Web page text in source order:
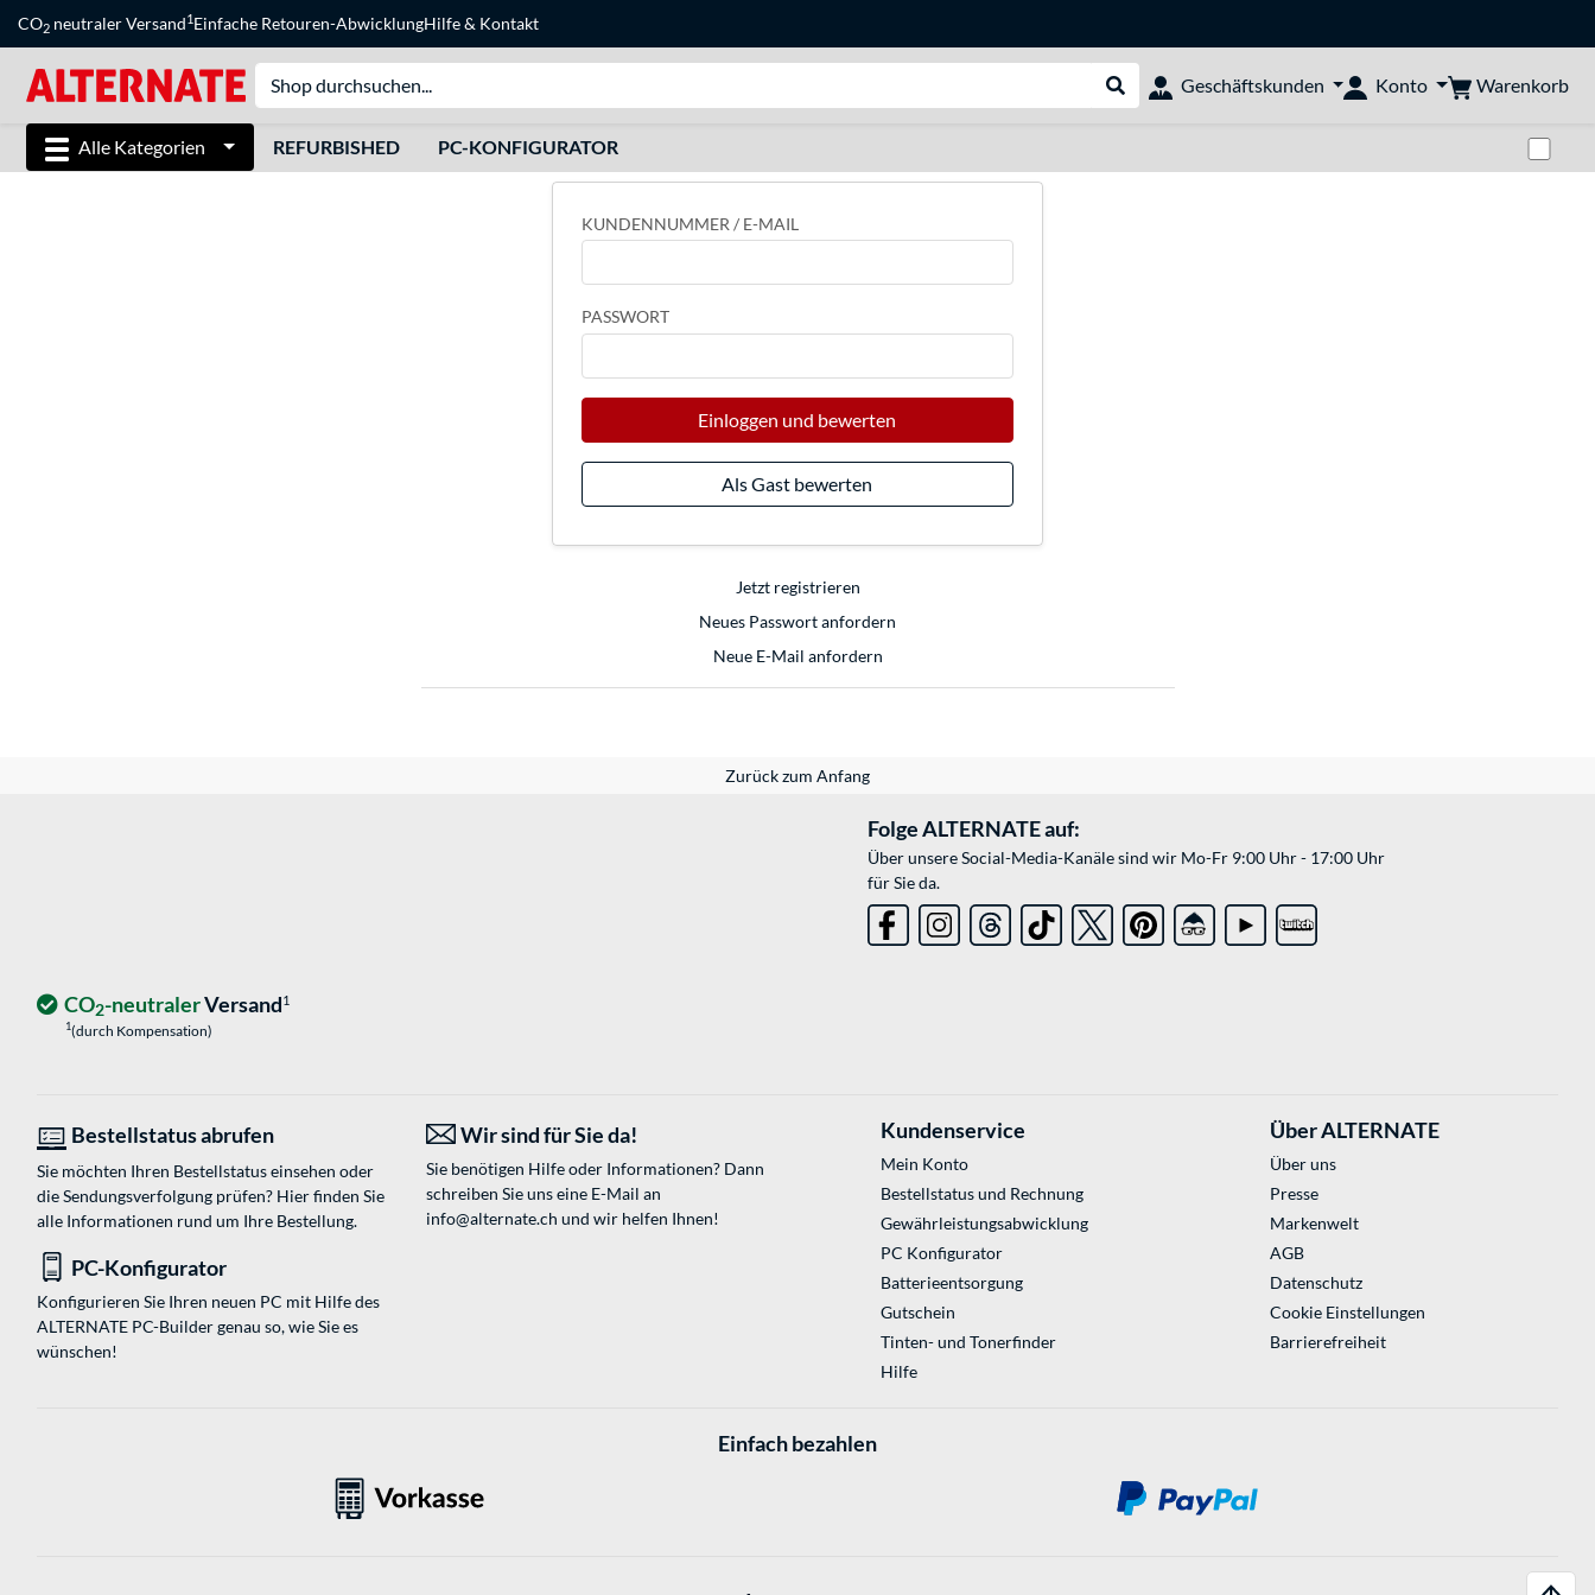
CO2 neutraler Versand1Einfache Retouren-AbwicklungHilfe& Kontakt
Suche durchführen
Geschäftskunden Konto Warenkorb
Alle Kategorien REFURBISHED PC-KONFIGURATOR
KUNDENNUMMER / E-MAIL
PASSWORT
Einloggen und bewerten
Als Gast bewerten
Jetzt registrieren
Neues Passwort anfordern
Neue E-Mail anfordern
Zurück zum Anfang
Folge ALTERNATE auf:
Über unsere Social-Media-Kanäle sind wir Mo-Fr 9:00 Uhr - 17:00 Uhr
für Sie da.
CO2-neutralerVersand1
1(durch Kompensation)
Bestellstatus abrufen
Sie möchten Ihren Bestellstatus einsehen oder
die Sendungsverfolgung prüfen? Hier finden Sie
alle Informationen rund um Ihre Bestellung.
Wir sind für Sie da!
Sie benötigen Hilfe oder Informationen? Dann
schreiben Sie uns eine E-Mail an
info@alternate.ch und wir helfen Ihnen!
PC-Konfigurator
Konfigurieren Sie Ihren neuen PC mit Hilfe des
ALTERNATE PC-Builder genau so, wie Sie es
wünschen!
Kundenservice
Mein Konto
Bestellstatus und Rechnung
Gewährleistungsabwicklung
PC Konfigurator
Batterieentsorgung
Gutschein
Tinten- und Tonerfinder
Hilfe
Über ALTERNATE
Über uns
Presse
Markenwelt
AGB
Datenschutz
Cookie Einstellungen
Barrierefreiheit
Einfach bezahlen